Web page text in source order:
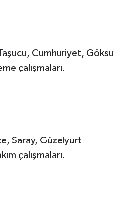
Cumhuriyet, Göksu
çalışmaları.
Saray, Güzelyurt
çalışmaları.